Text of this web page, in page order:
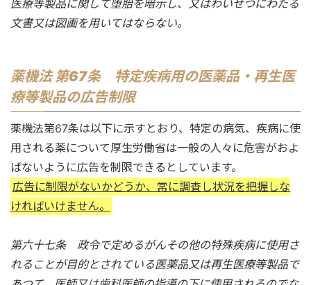
医療等製品に関して堕胎を暗示し、又はわいせつにわたる
文書又は図画を用いてはならない。
薬機法 第67条 特定疾病用の医薬品・再生医
療等製品の広告制限
薬機法第67条は以下に示すとおり、特定の病気、疾病に使
用される薬について厚生労働省は一般の人々に危害がおよ
ばないように広告を制限できるとしています。
広告に制限がないかどうか、常に調査し状況を把握しな
ければいけません。
第六十七条 政令で定めるがんその他の特殊疾病に使用さ
れることが目的とされている医薬品又は再生医療等製品で